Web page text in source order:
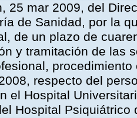
25 mar 2009, del
de Sanidad, por la
de un plazo de
y tramitación de las
respecto del
el Hospital
Hospital Psiquiátrico